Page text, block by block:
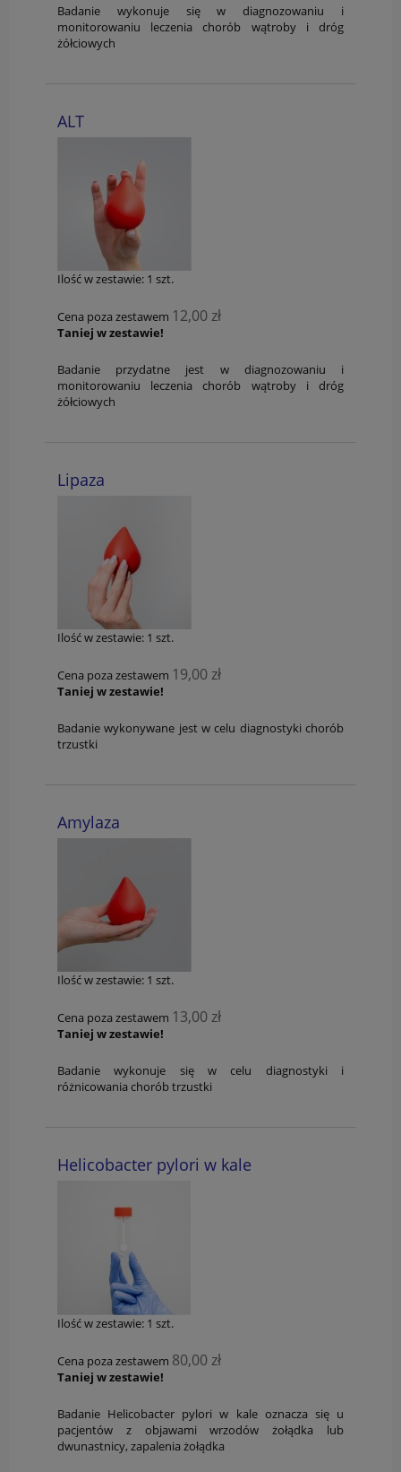
Badanie wykonuje się w diagnozowaniu i
monitorowaniu leczenia chorób wątroby i dróg
żółciowych
ALT
Ilość w zestawie: 1 szt.
Cena poza zestawem 12,00 zł
Taniej w zestawie!
Badanie przydatne jest w diagnozowaniu i
monitorowaniu leczenia chorób wątroby i dróg
żółciowych
Lipaza
Ilość w zestawie: 1 szt.
Cena poza zestawem 19,00 zł
Taniej w zestawie!
Badanie wykonywane jest w celu diagnostyki chorób
trzustki
Amylaza
Ilość w zestawie: 1 szt.
Cena poza zestawem 13,00 zł
Taniej w zestawie!
Badanie wykonuje się w celu diagnostyki i
różnicowania chorób trzustki
Helicobacter pylori w kale
Ilość w zestawie: 1 szt.
Cena poza zestawem 80,00 zł
Taniej w zestawie!
Badanie Helicobacter pylori w kale oznacza się u
pacjentów z objawami wrzodów żołądka lub
dwunastnicy, zapalenia żołądka